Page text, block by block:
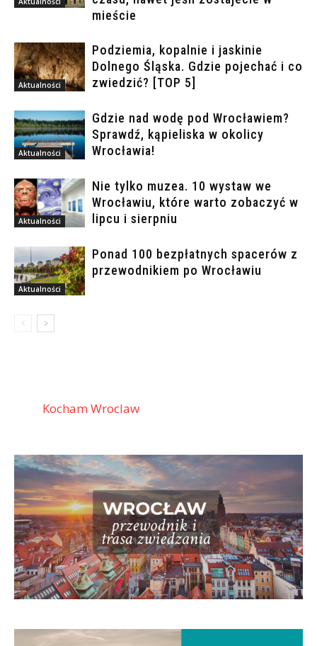
mieście
Aktualności
Podziemia, kopalnie i jaskinie
Dolnego Śląska. Gdzie pojechać i co
zwiedzić? [TOP 5]
Aktualności
Gdzie nad wodę pod Wrocławiem?
Sprawdź, kąpieliska w okolicy
Wrocławia!
Aktualności
Nie tylko muzea. 10 wystaw we
Wrocławiu, które warto zobaczyć w
lipcu i sierpniu
Aktualności
Ponad 100 bezpłatnych spacerów z
przewodnikiem po Wrocławiu
Kocham Wroclaw